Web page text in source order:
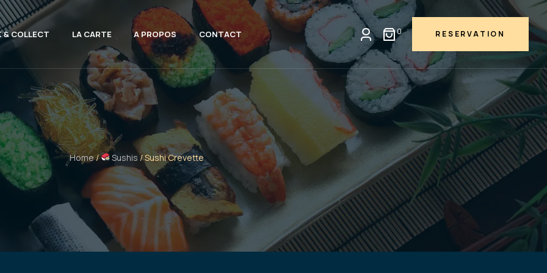
& COLLECT LA CARTE A PROPOS CONTACT 0 RESERVATION
Home/ Sushis/ Sushi Crevette